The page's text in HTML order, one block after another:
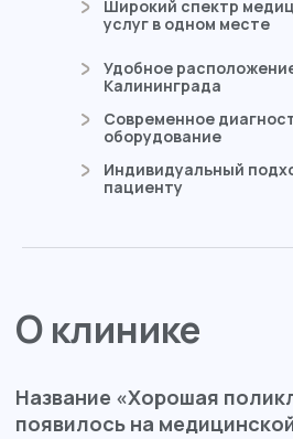
Широкий спектр
услуг в одном месте
Удобное
Калининграда
Современное
оборудование
Индивидуальный
пациенту